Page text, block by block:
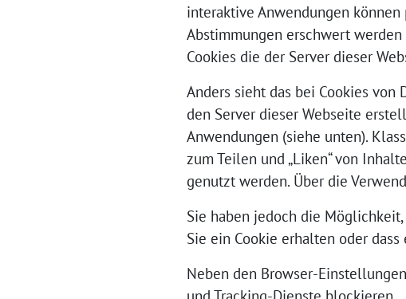
interaktive Anwendungen
Abstimmungen erschwert
Cookies die der Server dieser
Anders sieht das bei Cookies von
den Server dieser Webseite
Anwendungen (siehe unten).
zum Teilen und „Liken“ von
genutzt werden. Über die
Sie haben jedoch die
Sie ein Cookie erhalten oder
Neben den Browser-